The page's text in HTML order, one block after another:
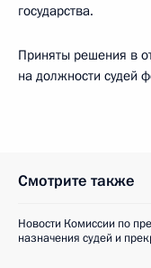
государства.
Приняты решения в
на должности судей
Смотрите также
Новости Комиссии по
назначения судей и